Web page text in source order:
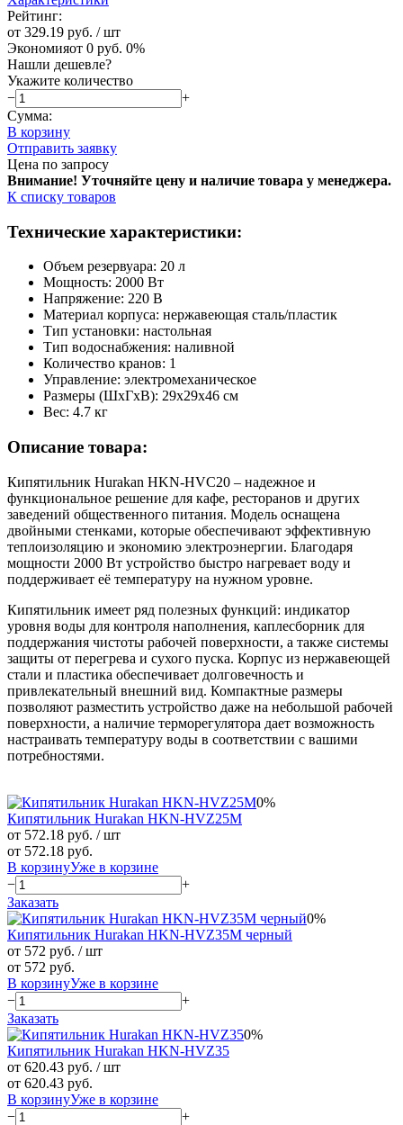
Рейтинг:
от 329.19 руб. / шт
Экономияот 0 руб. 0%
Нашли дешевле?
Укажите количество
−
+
Сумма:
В корзину
Отправить заявку
Цена по запросу
Внимание! Уточняйте цену и наличие товара у менеджера.
К списку товаров
Технические характеристики:
Объем резервуара: 20 л
Мощность: 2000 Вт
Напряжение: 220 В
Материал корпуса: нержавеющая сталь/пластик
Тип установки: настольная
Тип водоснабжения: наливной
Количество кранов: 1
Управление: электромеханическое
Размеры (ШxГxВ): 29x29x46 см
Вес: 4.7 кг
Описание товара:
Кипятильник Hurakan HKN-HVC20 – надежное и
функциональное решение для кафе, ресторанов и других
заведений общественного питания. Модель оснащена
двойными стенками, которые обеспечивают эффективную
теплоизоляцию и экономию электроэнергии. Благодаря
мощности 2000 Вт устройство быстро нагревает воду и
поддерживает её температуру на нужном уровне.
Кипятильник имеет ряд полезных функций: индикатор
уровня воды для контроля наполнения, каплесборник для
поддержания чистоты рабочей поверхности, а также системы
защиты от перегрева и сухого пуска. Корпус из нержавеющей
стали и пластика обеспечивает долговечность и
привлекательный внешний вид. Компактные размеры
позволяют разместить устройство даже на небольшой рабочей
поверхности, а наличие терморегулятора дает возможность
настраивать температуру воды в соответствии с вашими
потребностями.
0%
Кипятильник Hurakan HKN-HVZ25M
от 572.18 руб. / шт
от 572.18 руб.
В корзинуУже в корзине
−
+
Заказать
0%
Кипятильник Hurakan HKN-HVZ35M черный
от 572 руб. / шт
от 572 руб.
В корзинуУже в корзине
−
+
Заказать
0%
Кипятильник Hurakan HKN-HVZ35
от 620.43 руб. / шт
от 620.43 руб.
В корзинуУже в корзине
−
+